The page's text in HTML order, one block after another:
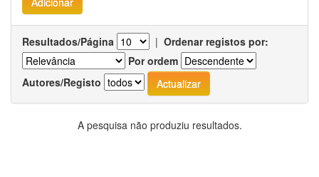
Resultados/Página | Ordenar registos por:
Por ordem
Autores/Registo
A pesquisa não produziu resultados.